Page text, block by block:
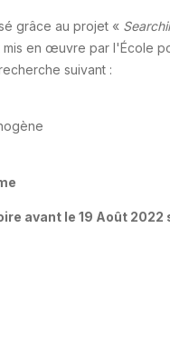
grâce au projet «
mis en œuvre par l'École
suivant :
avant le 19 Août 2022